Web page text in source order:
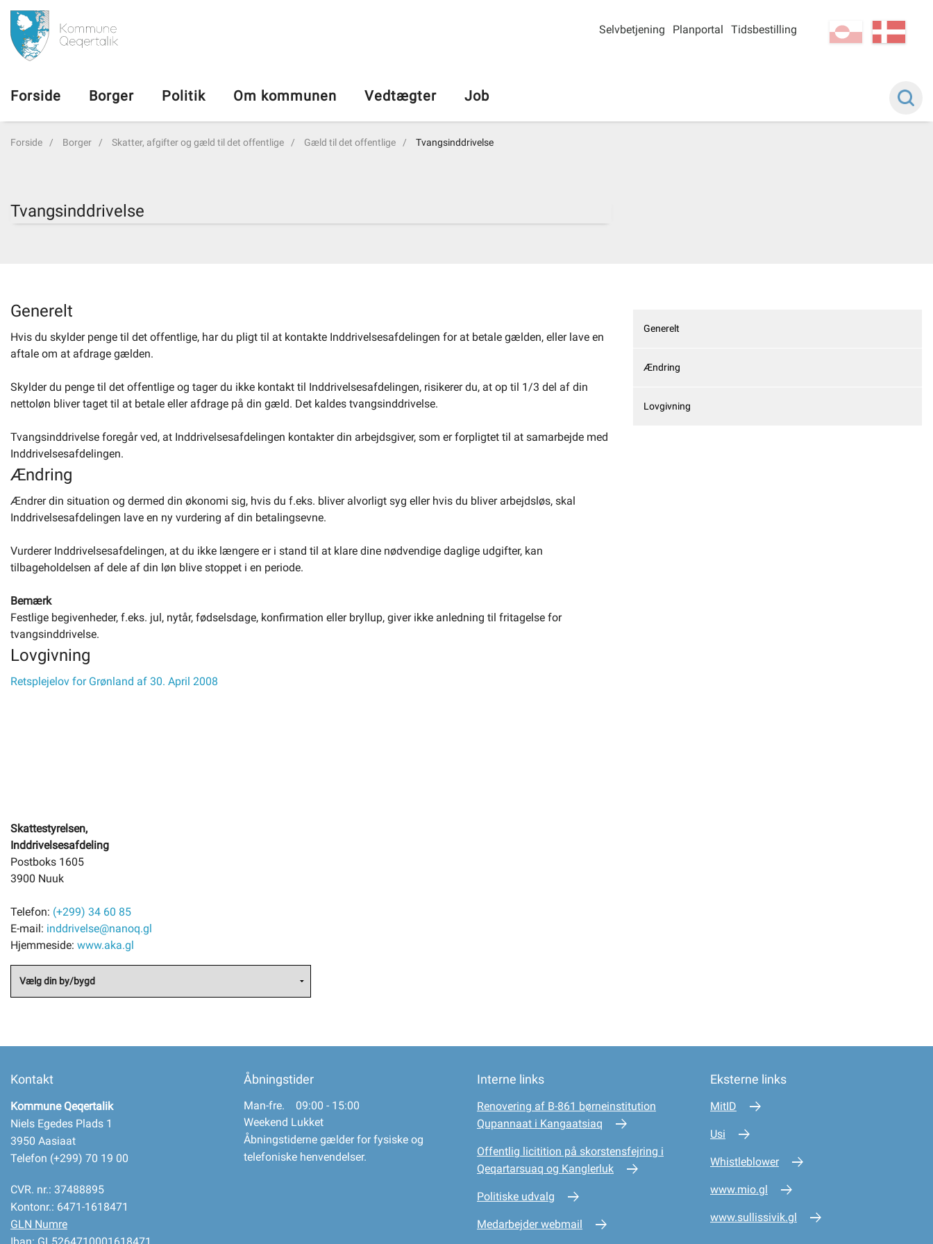
Om kommunen
Selvbetjening
Planportal
Tidsbestilling
kl-GL
Selvbetjening Planportal Tidsbestilling
Forside Borger Politik Om kommunen Vedtægter Job
Forside Borger Skatter, afgifter og gæld til det offentlige Gæld til det offentlige Tvangsinddrivelse
Tvangsinddrivelse
Generelt
Hvis du skylder penge til det offentlige, har du pligt til at kontakte Inddrivelsesafdelingen for at betale gælden, eller lave en
aftale om at afdrage gælden.
Skylder du penge til det offentlige og tager du ikke kontakt til Inddrivelsesafdelingen, risikerer du, at op til 1/3 del af din
nettoløn bliver taget til at betale eller afdrage på din gæld. Det kaldes tvangsinddrivelse.
Tvangsinddrivelse foregår ved, at Inddrivelsesafdelingen kontakter din arbejdsgiver, som er forpligtet til at samarbejde med
Inddrivelsesafdelingen.
Ændring
Ændrer din situation og dermed din økonomi sig, hvis du f.eks. bliver alvorligt syg eller hvis du bliver arbejdsløs, skal
Inddrivelsesafdelingen lave en ny vurdering af din betalingsevne.
Vurderer Inddrivelsesafdelingen, at du ikke længere er i stand til at klare dine nødvendige daglige udgifter, kan
tilbageholdelsen af dele af din løn blive stoppet i en periode.
Bemærk
Festlige begivenheder, f.eks. jul, nytår, fødselsdage, konfirmation eller bryllup, giver ikke anledning til fritagelse for
tvangsinddrivelse.
Lovgivning
Retsplejelov for Grønland af 30. April 2008
Generelt
Ændring
Lovgivning
Skattestyrelsen,
Inddrivelsesafdeling
Postboks 1605
3900 Nuuk
Telefon: (+299) 34 60 85
E-mail: inddrivelse@nanoq.gl
Hjemmeside: www.aka.gl
Kontakt
Kommune Qeqertalik
Niels Egedes Plads 1
3950 Aasiaat
Telefon (+299) 70 19 00
CVR. nr.: 37488895
Kontonr.: 6471-1618471
GLN Numre
Åbningstider
Man-fre. 09:00 - 15:00
Weekend Lukket
Åbningstiderne gælder for fysiske og
telefoniske henvendelser.
Interne links
Renovering af B-861 børneinstitution
Qupannaat i Kangaatsiaq
Offentlig licitition på skorstensfejring i
Qeqartarsuaq og Kanglerluk
Politiske udvalg
Medarbejder webmail
Eksterne links
MitID
Usi
Whistleblower
www.mio.gl
www.sullissivik.gl